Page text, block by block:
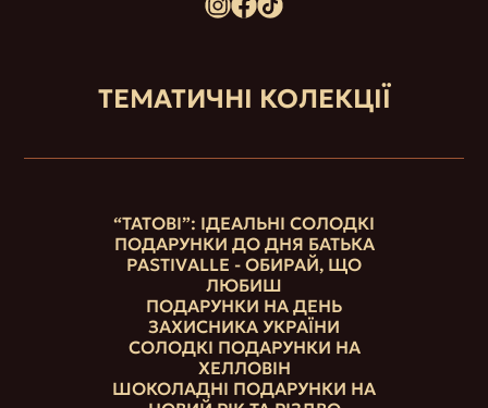
ТЕМАТИЧНІ КОЛЕКЦІЇ
“ТАТОВІ”: ІДЕАЛЬНІ СОЛОДКІ
ПОДАРУНКИ ДО ДНЯ БАТЬКА
PASTIVALLE - ОБИРАЙ, ЩО
ЛЮБИШ
ПОДАРУНКИ НА ДЕНЬ
ЗАХИСНИКА УКРАЇНИ
СОЛОДКІ ПОДАРУНКИ НА
ХЕЛЛОВІН
ШОКОЛАДНІ ПОДАРУНКИ НА